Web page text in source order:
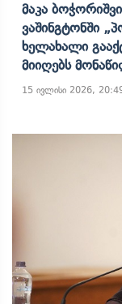
Მაკა
Ვაშინგტონში
Ხელახალი
Მიიღებს
15 ივლისი 2026,